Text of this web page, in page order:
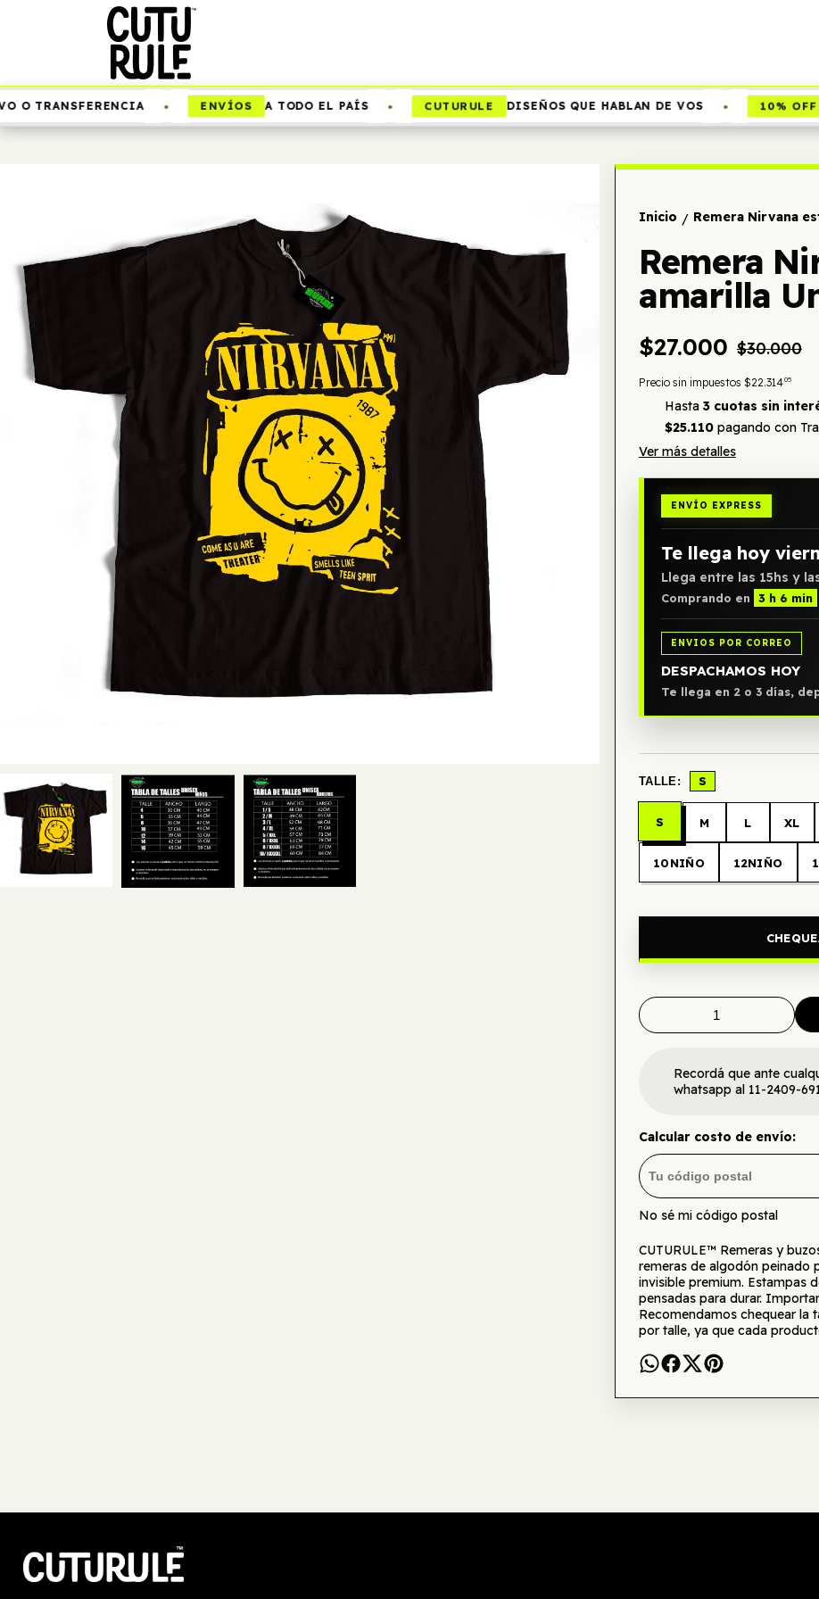
TRANSFERENCIA ENVÍOS A TODO EL PAÍS CUTURULE DISEÑOS QUE HABLAN DE VOS 10% OFF
Inicio / Remera Nirvana
Remera
amarilla
$27.000 $30.000
Precio sin impuestos $22.31405
Hasta 3 cuotas sin
$25.110pagando con
Ver más detalles
ENVÍO EXPRESS
Te llega hoy
Llega entre las 15hs y
Comprando en 3 h 6 min
ENVIOS POR CORREO
DESPACHAMOS HOY
Te llega en 2 o 3 días,
TALLE: S
S M L XL
10NIÑO 12NIÑO
Recordá que ante
whatsapp al 11-2409-
Calcular costo de envío:
No sé mi código postal
CUTURULE™ Remeras y
remeras de algodón peinado
invisible premium. Estampas
pensadas para durar.
Recomendamos chequear la
por talle, ya que cada